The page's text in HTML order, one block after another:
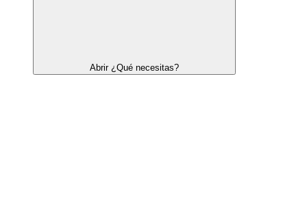
Abrir ¿Qué necesitas?